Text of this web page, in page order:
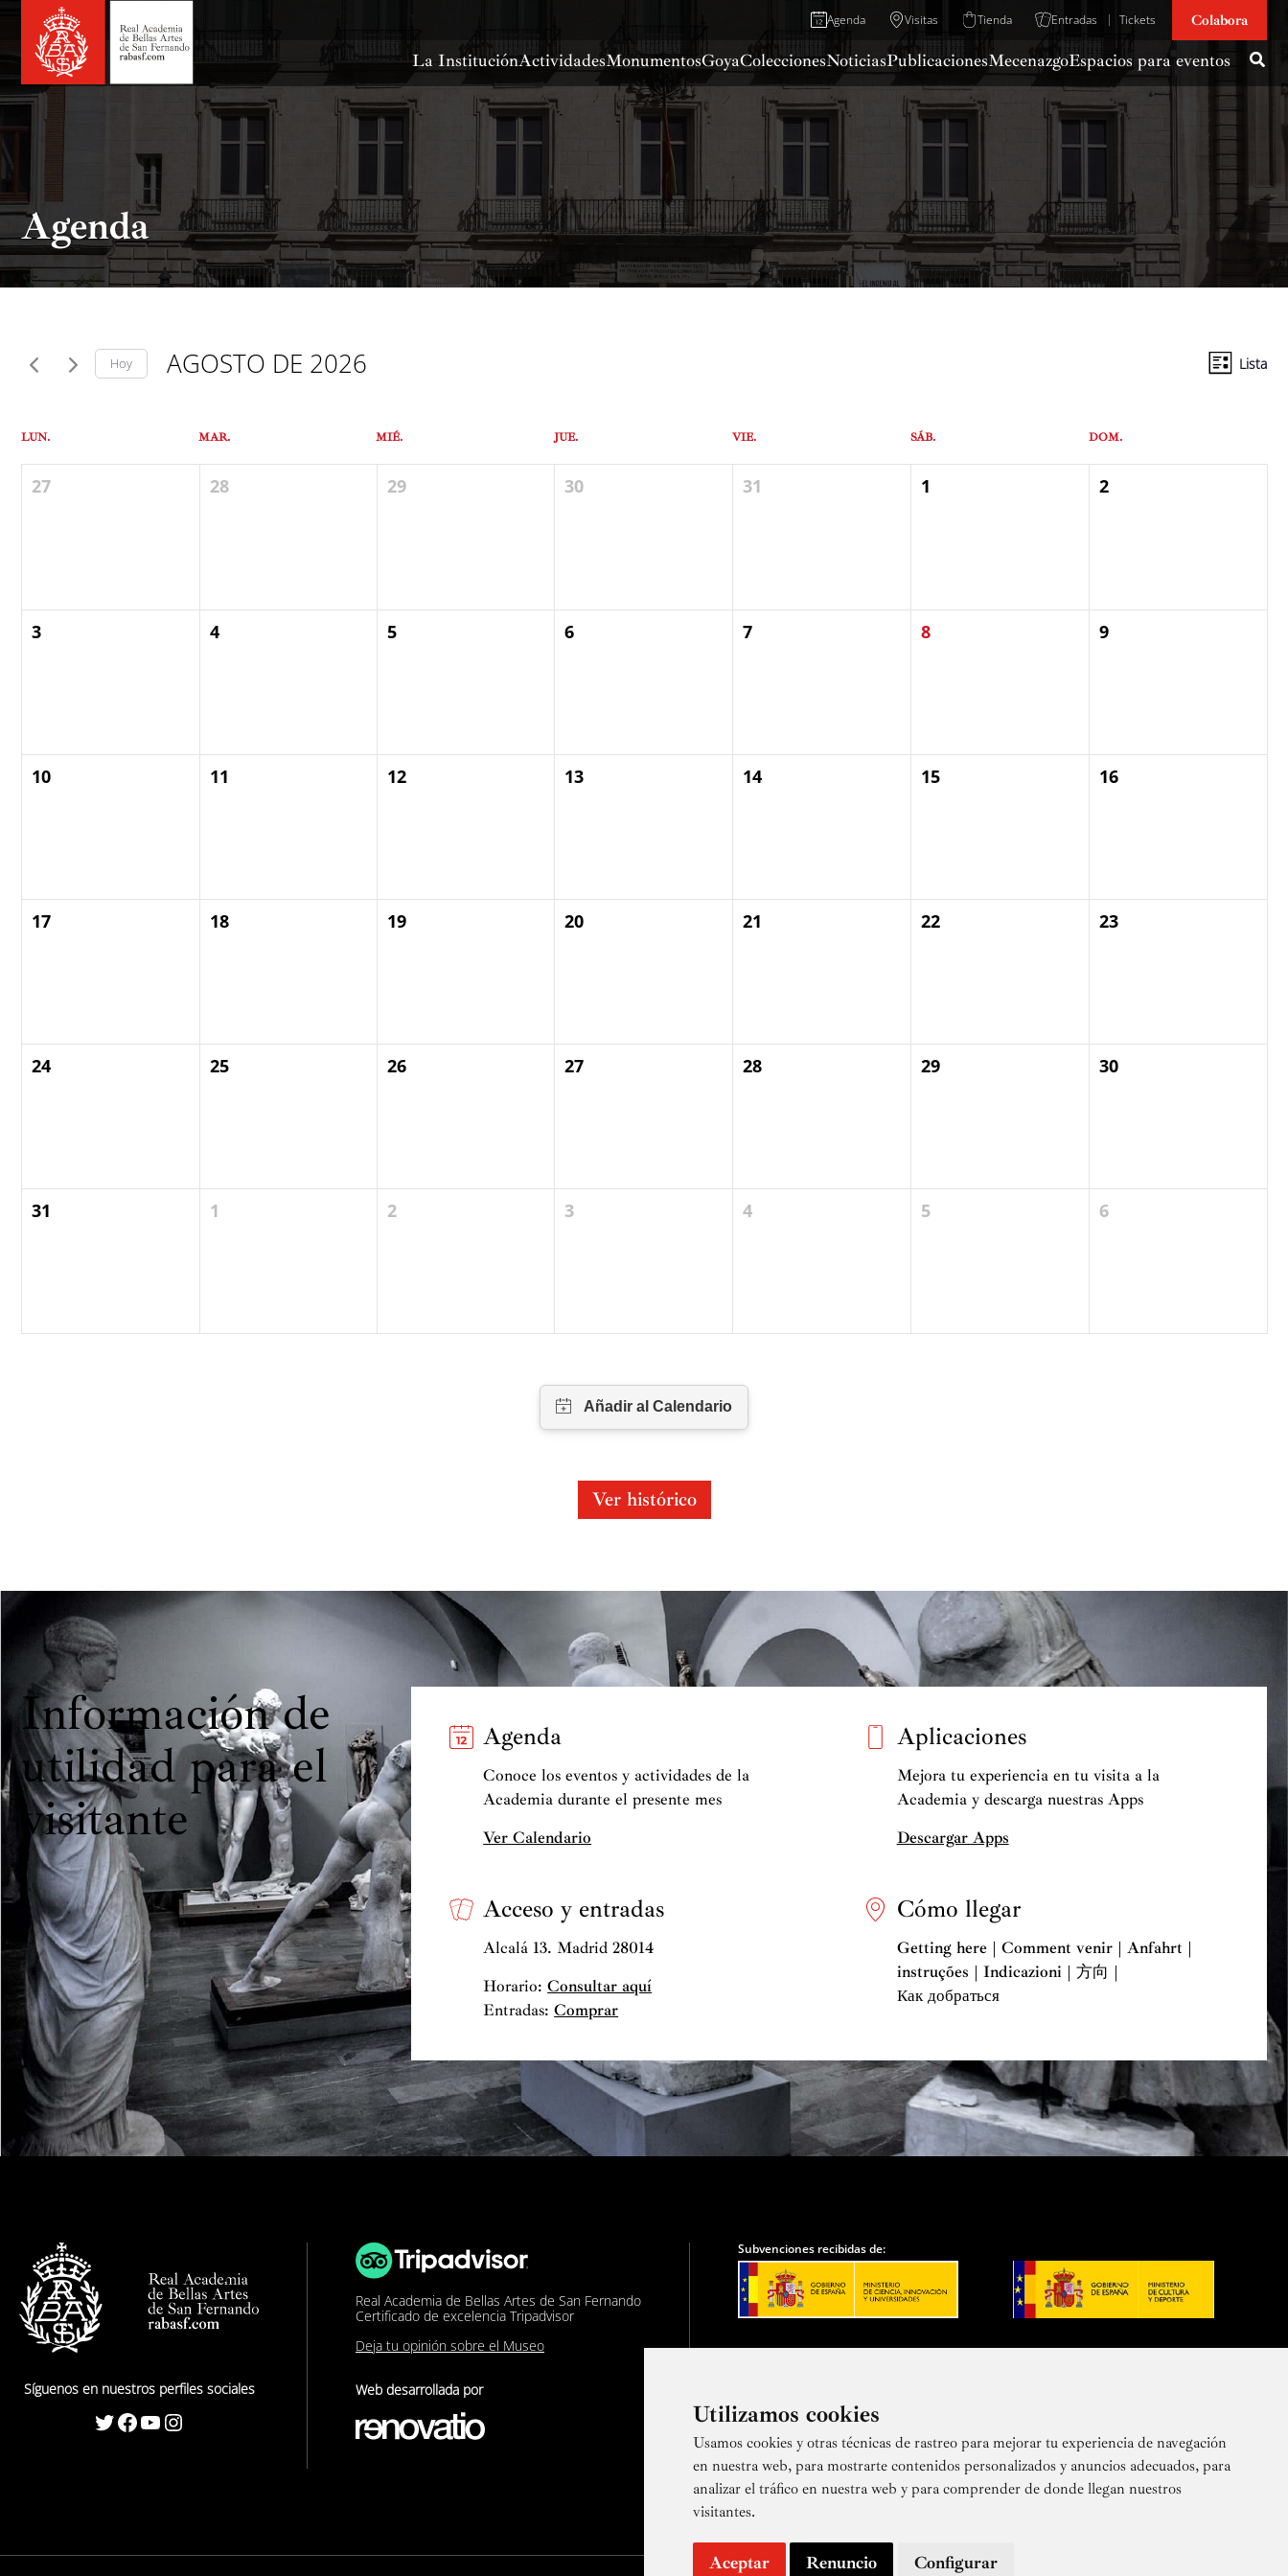
Utilizamos cookies
Usamos cookies y otras técnicas de rastreo para mejorar tu experiencia de navegación
en nuestra web, para mostrarte contenidos personalizados y anuncios adecuados, para
analizar el tráfico en nuestra web y para comprender de donde llegan nuestros
visitantes.
Aceptar Renuncio Configurar
contenido
Agenda Visitas Tienda Entradas Tickets Colabora
La InstituciónActividadesMonumentosGoyaColeccionesNoticiasPublicacionesMecenazgoEspacios para eventos
Agenda
Hoy AGOSTO DE 2026 Lista
LUN. MAR. MIÉ. JUE. VIE. SÁB. DOM.
27 28 29 30 31 1 2
3 4 5 6 7 8 9
10 11 12 13 14 15 16
17 18 19 20 21 22 23
24 25 26 27 28 29 30
31 1 2 3 4 5 6
Ver histórico
Información de
utilidad para el
visitante
Agenda
Conoce los eventos y actividades de la
Academia durante el presente mes
Ver Calendario
Aplicaciones
Mejora tu experiencia en tu visita a la
Academia y descarga nuestras Apps
Descargar Apps
Acceso y entradas
Alcalá 13. Madrid 28014
Horario:Consultar aquí
Entradas:Comprar
Cómo llegar
Getting here | Comment venir | Anfahrt |
instruções | Indicazioni | 方向 |
Как добраться
Síguenos en nuestros perfiles sociales
Twitter Facebook YouTube Instagram
Real Academia de Bellas Artes de San Fernando
Certificado de excelencia Tripadvisor
Deja tu opinión sobre el Museo
Web desarrollada por
Subvenciones recibidas de:
Suscríbete a nuestra newsletter